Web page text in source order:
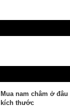
Mua nam châm ở
kích thước